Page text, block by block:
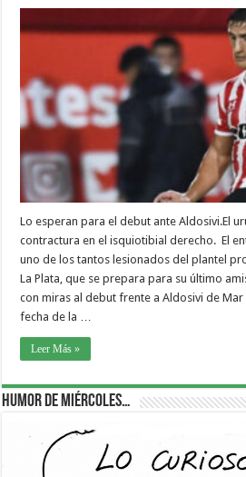
Lo esperan para el debut ante Aldosivi.El
contractura en el isquiotibial derecho. El
uno de los tantos lesionados del plantel
La Plata, que se prepara para su último
con miras al debut frente a Aldosivi de
fecha de la …
Leer Más »
Humor de Miércoles…